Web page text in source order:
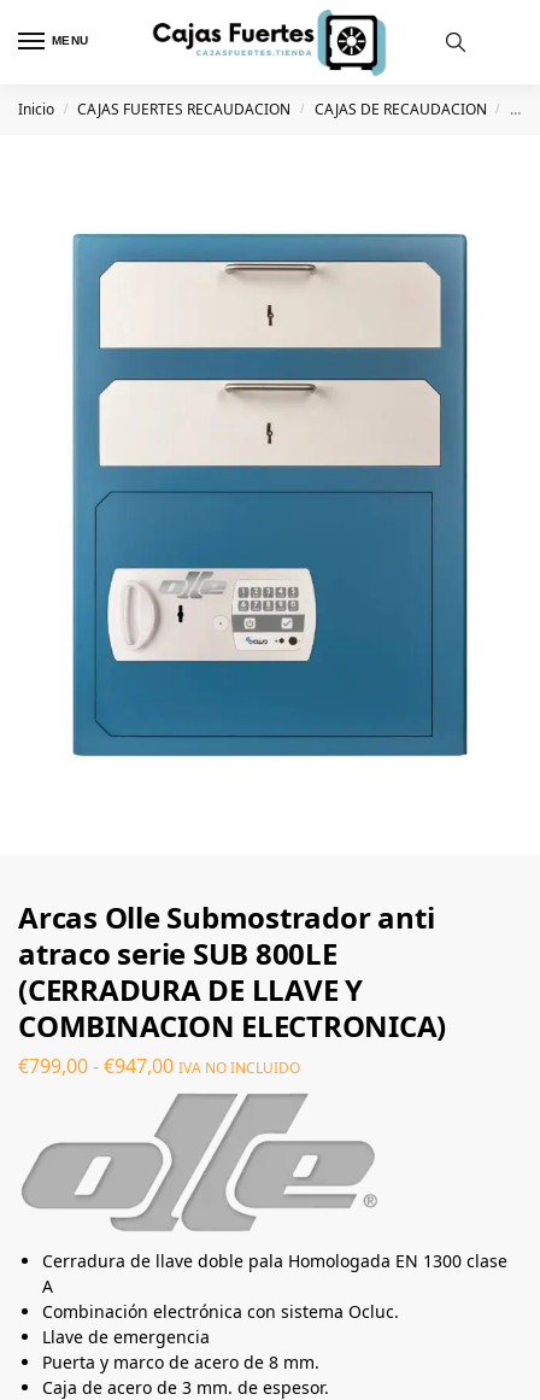
MENU
Inicio / CAJAS FUERTES RECAUDACION / CAJAS DE RECAUDACION /
Arcas Olle Submostrador anti
atraco serie SUB 800LE
(CERRADURA DE LLAVE Y
COMBINACION ELECTRONICA)
€799,00-€947,00 IVA NO INCLUIDO
Cerradura de llave doble pala Homologada EN 1300 clase
A
Combinación electrónica con sistema Ocluc.
Llave de emergencia
Puerta y marco de acero de 8 mm.
Caja de acero de 3 mm. de espesor.